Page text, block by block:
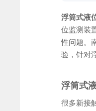
浮筒式液
位监测装
性问题。
验，针对
浮筒式
很多新接